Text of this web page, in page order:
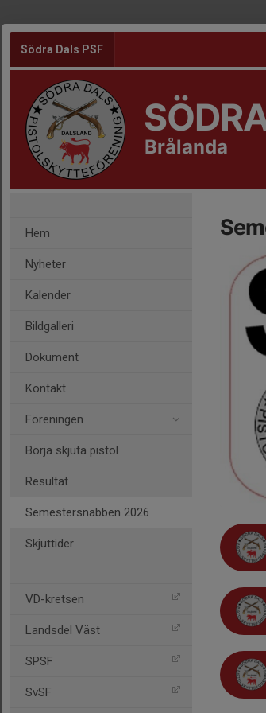
Södra Dals PSF
Brålanda
Hem
Nyheter
Kalender
Bildgalleri
Dokument
Kontakt
Föreningen
Börja skjuta pistol
Resultat
Semestersnabben 2026
Skjuttider
VD-kretsen
Landsdel Väst
SPSF
SvSF